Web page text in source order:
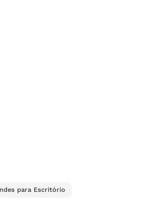
para Escritório